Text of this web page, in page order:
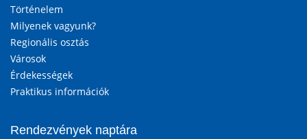
Történelem
Milyenek vagyunk?
Regionális osztás
Városok
Érdekességek
Praktikus információk
Rendezvények naptára